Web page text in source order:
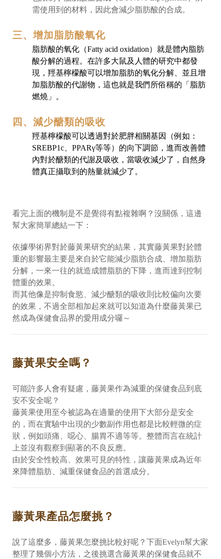
需使用到的材料，因此會減少脂肪酸的合成。
三、增加脂肪酸氧化
脂肪酸的氧化（Fatty acid oxidation）就是體內脂肪
酸分解的過程。在許多大鼠及人體的研究中都發
現，羥基檸檬酸可以增加脂肪的氧化分解、並且增
加脂肪酸的代謝物，這也就是我們所俗稱的「脂肪
燃燒」。
四、減少醣類的吸收
羥基檸檬酸可以透過對於肥胖相關基因（例如：
SREBP1c、PPARγ等等）的向下調節，進而改善體
內對於醣類的代謝及吸收，當吸收減少了，自然身
體真正攝取到的熱量就減少了。
看完上面的機制是不是覺得有點複雜啊？沒關係，這邊
幫大家簡單總結一下：
依據學術界對於藤黃果研究的結果，其實藤黃果對於體
重的影響最主要是來自於它能減少脂肪合成、增加脂肪
分解，一來一往的就造成體脂肪的下降，進而達到控制
體重的效果。
而其他像是抑制食慾、減少醣類的吸收則比較偏向次要
的效果，不過全部相加起來就可以知道為什麼藤黃果已
然成為保健食品界的愛用成分囉～
藤黃果安全嗎？
可能許多人會有疑慮，藤黃果作為減重的保健食品到底
安不安全呢？
藤黃果使用至今被認為在適量的使用下大部分是安全
的，而在實驗中出現的少數副作用也都是比較輕微的症
狀，例如頭痛、噁心、腸胃不適等等。整體而言在統計
上並沒有觀察到顯著的不良反應。
由於安全性較高、效果可見的特性，讓藤黃果成為近年
來降體脂肪、減重保健食品的首選成分。
藤黃果產品怎麼挑？
說了這麼多，藤黃果怎麼挑比較好呢？下面Evelyn幫大家
整理了幾個小方法，之後挑選含藤黃果的保健食品就不